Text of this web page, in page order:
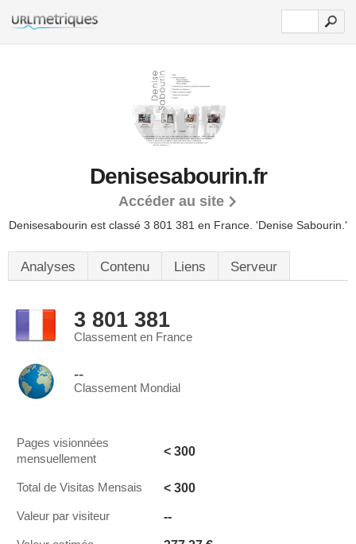
Denisesabourin.fr
Accéder au site
Denisesabourin est classé 3 801 381 en France. 'Denise Sabourin.'
Analyses Contenu Liens Serveur
3 801 381
Classement en France
--
Classement Mondial
Pages visionnées
mensuellement
< 300
Total de Visitas Mensais < 300
Valeur par visiteur --